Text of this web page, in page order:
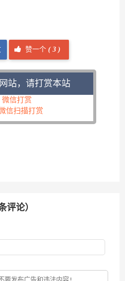
赞一个 (3 )
站，请打赏本站
微信打赏
评论）